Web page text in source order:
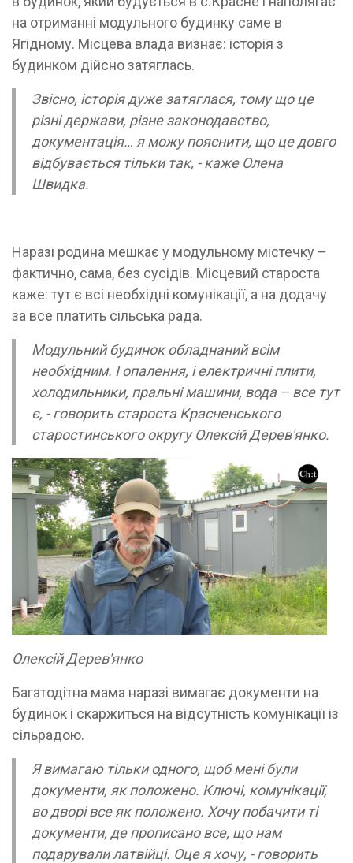
на отриманні модульного будинку саме в
Ягідному. Місцева влада визнає: історія з
будинком дійсно затяглась.
Звісно, історія дуже затяглася, тому що це
різні держави, різне законодавство,
документація… я можу пояснити, що це довго
відбувається тільки так, - каже Олена
Швидка.
Наразі родина мешкає у модульному містечку –
фактично, сама, без сусідів. Місцевий староста
каже: тут є всі необхідні комунікації, а на додачу
за все платить сільська рада.
Модульний будинок обладнаний всім
необхідним. І опалення, і електричні плити,
холодильники, пральні машини, вода – все тут
є, - говорить староста Красненського
старостинського округу Олексій Дерев'янко.
Олексій Дерев'янко
Багатодітна мама наразі вимагає документи на
будинок і скаржиться на відсутність комунікації із
сільрадою.
Я вимагаю тільки одного, щоб мені були
документи, як положено. Ключі, комунікації,
во дворі все як положено. Хочу побачити ті
документи, де прописано все, що нам
подарували латвійці. Оце я хочу, - говорить